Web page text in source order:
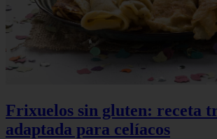
Frixuelos sin gluten: receta
adaptada para celíacos